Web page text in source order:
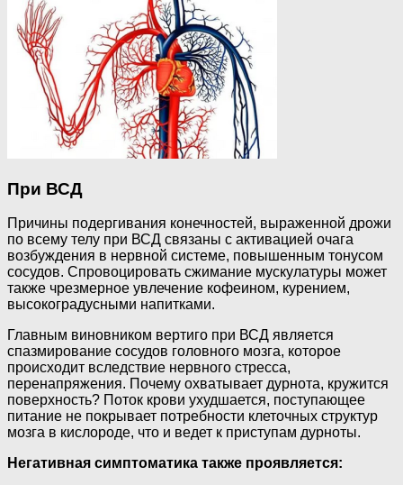
При ВСД
Причины подергивания конечностей, выраженной дрожи
по всему телу при ВСД связаны с активацией очага
возбуждения в нервной системе, повышенным тонусом
сосудов. Спровоцировать сжимание мускулатуры может
также чрезмерное увлечение кофеином, курением,
высокоградусными напитками.
Главным виновником вертиго при ВСД является
спазмирование сосудов головного мозга, которое
происходит вследствие нервного стресса,
перенапряжения. Почему охватывает дурнота, кружится
поверхность? Поток крови ухудшается, поступающее
питание не покрывает потребности клеточных структур
мозга в кислороде, что и ведет к приступам дурноты.
Негативная симптоматика также проявляется: